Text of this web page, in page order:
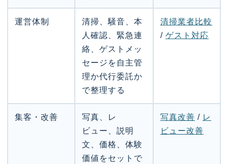
運営体制
清掃、騒音、本
人確認、緊急連
絡、ゲストメッ
セージを自主管
理か代行委託か
で整理する
清掃業者比較
/ ゲスト対応
集客・改善
写真、レ
ビュー、説明
文、価格、体験
価値をセットで
写真改善 / レ
ビュー改善